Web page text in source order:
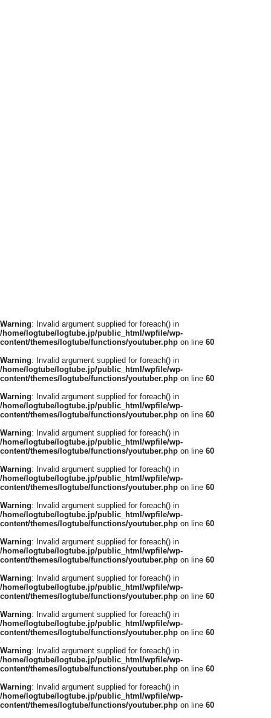
Warning: Invalid argument supplied for foreach() in
/home/logtube/logtube.jp/public_html/wpfile/wp-
content/themes/logtube/functions/youtuber.php on line 60
Warning: Invalid argument supplied for foreach() in
/home/logtube/logtube.jp/public_html/wpfile/wp-
content/themes/logtube/functions/youtuber.php on line 60
Warning: Invalid argument supplied for foreach() in
/home/logtube/logtube.jp/public_html/wpfile/wp-
content/themes/logtube/functions/youtuber.php on line 60
Warning: Invalid argument supplied for foreach() in
/home/logtube/logtube.jp/public_html/wpfile/wp-
content/themes/logtube/functions/youtuber.php on line 60
Warning: Invalid argument supplied for foreach() in
/home/logtube/logtube.jp/public_html/wpfile/wp-
content/themes/logtube/functions/youtuber.php on line 60
Warning: Invalid argument supplied for foreach() in
/home/logtube/logtube.jp/public_html/wpfile/wp-
content/themes/logtube/functions/youtuber.php on line 60
Warning: Invalid argument supplied for foreach() in
/home/logtube/logtube.jp/public_html/wpfile/wp-
content/themes/logtube/functions/youtuber.php on line 60
Warning: Invalid argument supplied for foreach() in
/home/logtube/logtube.jp/public_html/wpfile/wp-
content/themes/logtube/functions/youtuber.php on line 60
Warning: Invalid argument supplied for foreach() in
/home/logtube/logtube.jp/public_html/wpfile/wp-
content/themes/logtube/functions/youtuber.php on line 60
Warning: Invalid argument supplied for foreach() in
/home/logtube/logtube.jp/public_html/wpfile/wp-
content/themes/logtube/functions/youtuber.php on line 60
Warning: Invalid argument supplied for foreach() in
/home/logtube/logtube.jp/public_html/wpfile/wp-
content/themes/logtube/functions/youtuber.php on line 60